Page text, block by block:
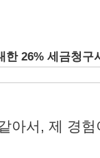
26% 세금청구
아서, 제 경